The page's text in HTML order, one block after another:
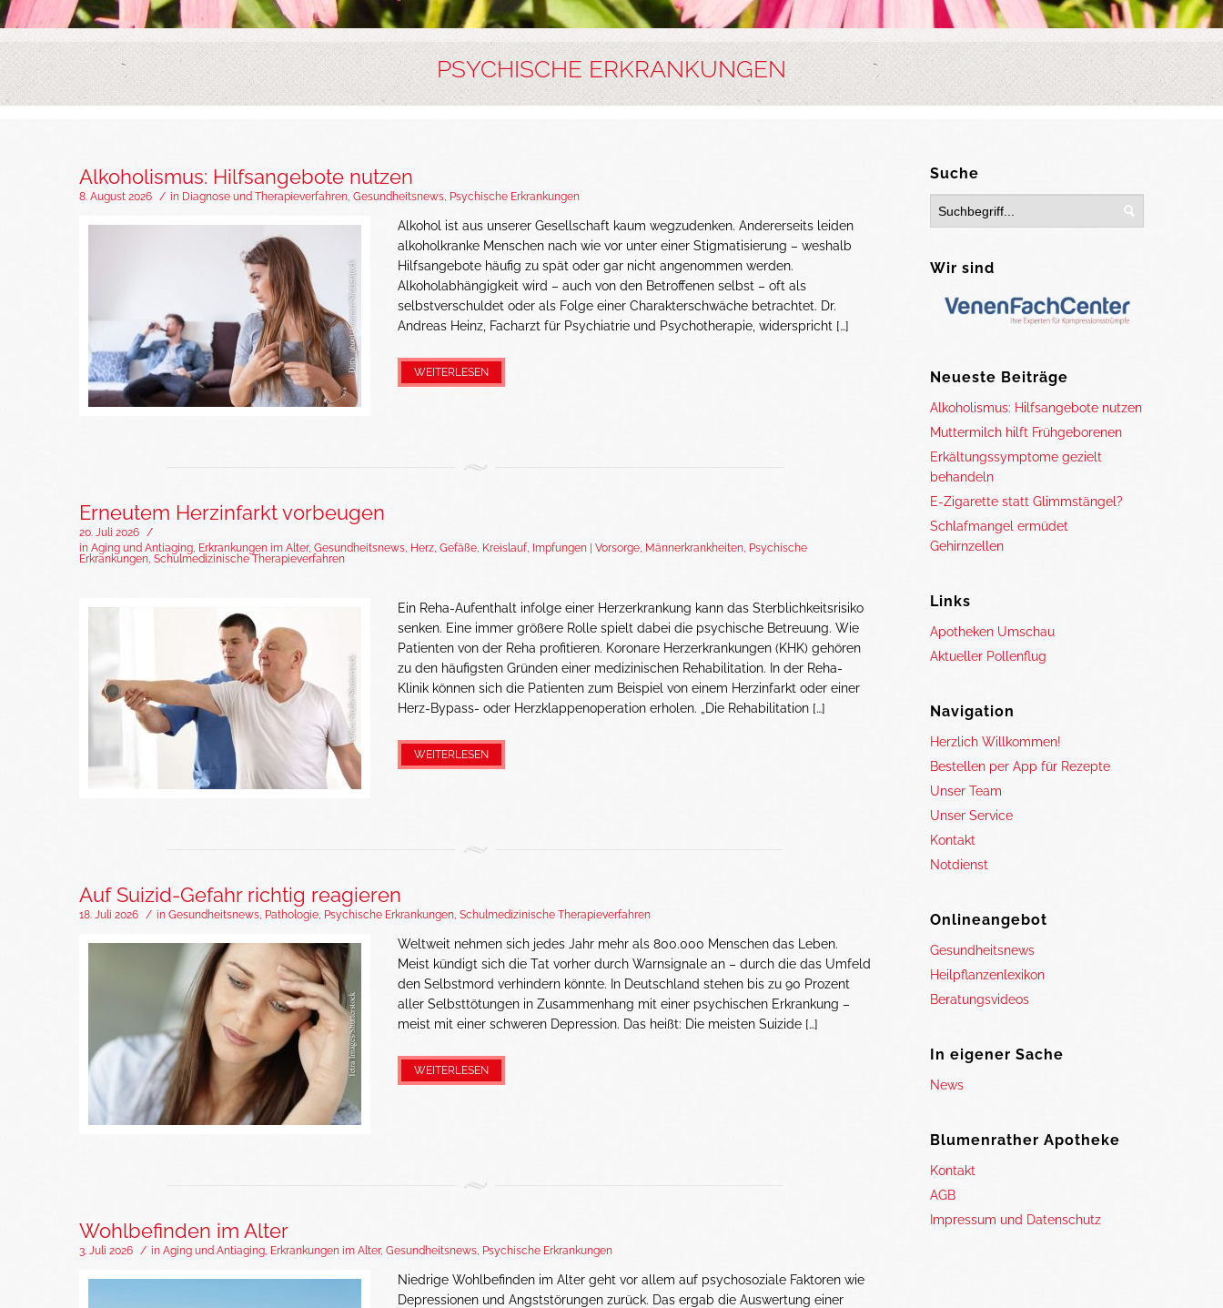
PSYCHISCHE ERKRANKUNGEN
Alkoholismus: Hilfsangebote nutzen
8. August 2026 / in Diagnose und Therapieverfahren, Gesundheitsnews, Psychische Erkrankungen
Alkohol ist aus unserer Gesellschaft kaum wegzudenken. Andererseits leiden
alkoholkranke Menschen nach wie vor unter einer Stigmatisierung – weshalb
Hilfsangebote häufig zu spät oder gar nicht angenommen werden.
Alkoholabhängigkeit wird – auch von den Betroffenen selbst – oft als
selbstverschuldet oder als Folge einer Charakterschwäche betrachtet. Dr.
Andreas Heinz, Facharzt für Psychiatrie und Psychotherapie, widerspricht […]
WEITERLESEN
Erneutem Herzinfarkt vorbeugen
20. Juli 2026 /
in Aging und Antiaging, Erkrankungen im Alter, Gesundheitsnews, Herz, Gefäße, Kreislauf, Impfungen | Vorsorge, Männerkrankheiten, Psychische
Erkrankungen, Schulmedizinische Therapieverfahren
Ein Reha-Aufenthalt infolge einer Herzerkrankung kann das Sterblichkeitsrisiko
senken. Eine immer größere Rolle spielt dabei die psychische Betreuung. Wie
Patienten von der Reha profitieren. Koronare Herzerkrankungen (KHK) gehören
zu den häufigsten Gründen einer medizinischen Rehabilitation. In der Reha-
Klinik können sich die Patienten zum Beispiel von einem Herzinfarkt oder einer
Herz-Bypass- oder Herzklappenoperation erholen. „Die Rehabilitation […]
WEITERLESEN
Auf Suizid-Gefahr richtig reagieren
18. Juli 2026 / in Gesundheitsnews, Pathologie, Psychische Erkrankungen, Schulmedizinische Therapieverfahren
Weltweit nehmen sich jedes Jahr mehr als 800.000 Menschen das Leben.
Meist kündigt sich die Tat vorher durch Warnsignale an – durch die das Umfeld
den Selbstmord verhindern könnte. In Deutschland stehen bis zu 90 Prozent
aller Selbsttötungen in Zusammenhang mit einer psychischen Erkrankung –
meist mit einer schweren Depression. Das heißt: Die meisten Suizide […]
WEITERLESEN
Wohlbefinden im Alter
3. Juli 2026 / in Aging und Antiaging, Erkrankungen im Alter, Gesundheitsnews, Psychische Erkrankungen
Niedrige Wohlbefinden im Alter geht vor allem auf psychosoziale Faktoren wie
Depressionen und Angststörungen zurück. Das ergab die Auswertung einer
Suche
Wir sind
Neueste Beiträge
Alkoholismus: Hilfsangebote nutzen
Muttermilch hilft Frühgeborenen
Erkältungssymptome gezielt
behandeln
E-Zigarette statt Glimmstängel?
Schlafmangel ermüdet
Gehirnzellen
Links
Apotheken Umschau
Aktueller Pollenflug
Navigation
Herzlich Willkommen!
Bestellen per App für Rezepte
Unser Team
Unser Service
Kontakt
Notdienst
Onlineangebot
Gesundheitsnews
Heilpflanzenlexikon
Beratungsvideos
In eigener Sache
News
Blumenrather Apotheke
Kontakt
AGB
Impressum und Datenschutz